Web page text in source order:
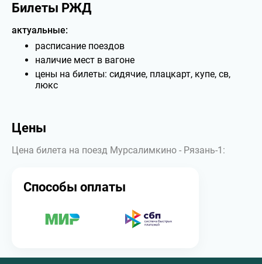
Билеты РЖД
актуальные:
расписание поездов
наличие мест в вагоне
цены на билеты: сидячие, плацкарт, купе, св,
люкс
Цены
Цена билета на поезд Мурсалимкино - Рязань-1:
Способы оплаты